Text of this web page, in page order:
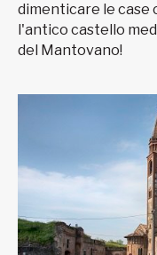
dimenticare le case
l'antico castello
del Mantovano!